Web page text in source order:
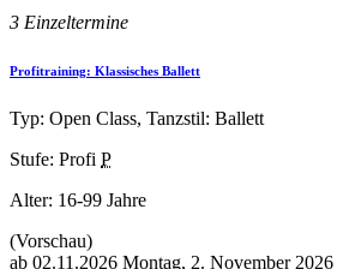
3 Einzeltermine
Profitraining: Klassisches Ballett
Typ: Open Class, Tanzstil: Ballett
Stufe: Profi P
Alter: 16-99 Jahre
(Vorschau)
ab 02.11.2026 Montag, 2. November 2026